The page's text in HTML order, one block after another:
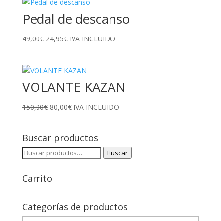
era:
99,00€.
es:
25,00€.
Pedal de descanso
49,00€ El
era:
49,00€.
24,95€El
es:
24,95€.
IVA INCLUIDO
VOLANTE KAZAN
150,00€ El
era:
150,00€.
80,00€El
es:
80,00€.
IVA INCLUIDO
Buscar productos
Buscar
Buscar
Carrito
Categorías de productos